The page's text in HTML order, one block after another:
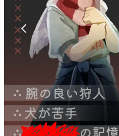
特集記事
マンガ
女性向け
アプリレビュー
その他
電ファミニコゲーマーとは？